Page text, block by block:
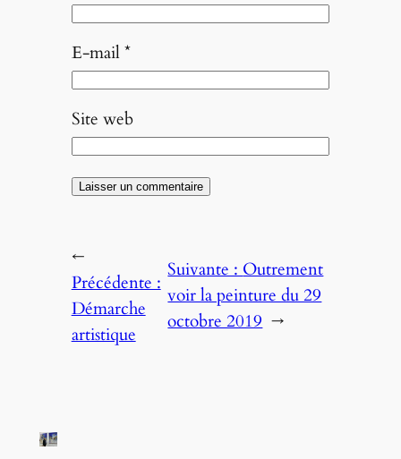
E-mail*
Site web
←
Précédente :
Démarche
artistique
Suivante : Outrement
voir la peinture du 29
octobre 2019 →